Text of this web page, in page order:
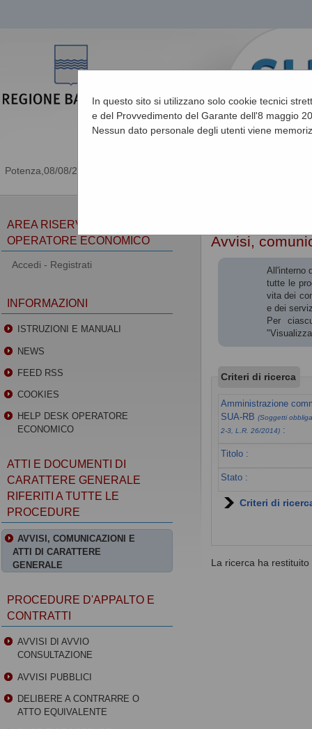
08/08/2026 15:51
In questo sito si utilizzano solo cookie tecnici
e del Provvedimento del Garante dell'8 maggio
Nessun dato personale degli utenti viene
Avvisi,
All'interno
tutte le
vita dei
e dei
Per
Criteri di ricerca
Amministrazione
SUA-RB(Soggetti
2-3, L.R. 26/2014) :
Titolo :
Stato :
Criteri di
La ricerca ha restituito
AREA RISERVATA
OPERATORE ECONOMICO
Accedi - Registrati
INFORMAZIONI
ISTRUZIONI E MANUALI
NEWS
FEED RSS
COOKIES
HELP DESK OPERATORE
ECONOMICO
ATTI E DOCUMENTI DI
CARATTERE GENERALE
RIFERITI A TUTTE LE
PROCEDURE
AVVISI, COMUNICAZIONI E
ATTI DI CARATTERE
GENERALE
PROCEDURE D'APPALTO E
CONTRATTI
AVVISI DI AVVIO
CONSULTAZIONE
AVVISI PUBBLICI
DELIBERE A CONTRARRE O
ATTO EQUIVALENTE